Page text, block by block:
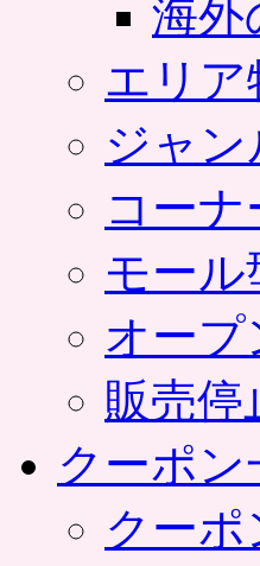
海外
エリア
ジャ
コー
モー
オープ
販売停
クーポン
クー